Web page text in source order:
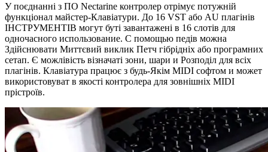
У поєднанні з ПО Nectarine контролер отрімує потужній
функціонал майстер-Клавіатури. До 16 VST або AU плагінів
ІНСТРУМЕНТІВ могут буті завантажені в 16 слотів для
одночасного использование. С помощью педів можна
Здійснювати Миттєвий виклик Петч гібрідніх або програмних
сетап. Є можлівість візначаті зони, шари и Розподіл для всіх
плагінів. Клавіатура працює з будь-Якім MIDI софтом и может
використовуват в якості контролера для зовнішніх MIDI
прістроїв.